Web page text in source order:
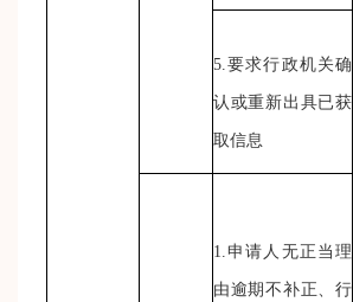
5.要求行政机关确
认或重新出具已获
取信息
1.申请人无正当理
由逾期不补正、行